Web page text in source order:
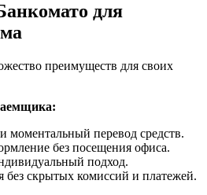
для
преимуществ для своих
моментальный перевод средств.
без посещения офиса.
подход.
без скрытых комиссий и платежей.